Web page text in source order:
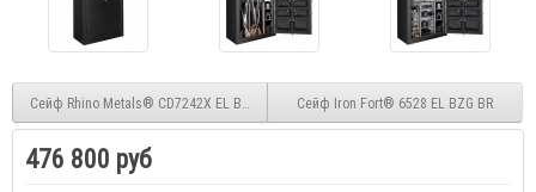
Сейф Rhino Metals® CD7242X EL BKG CH Сейф Iron Fort® 6528 EL BZG BR
476 800 руб